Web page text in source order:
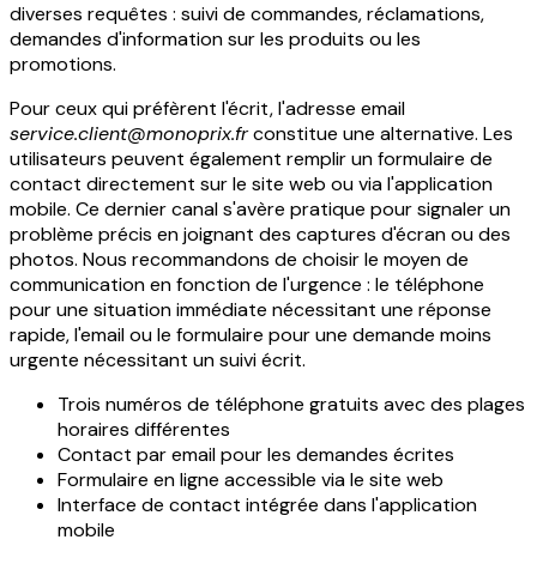
diverses requêtes : suivi de commandes, réclamations,
demandes d'information sur les produits ou les
promotions.
Pour ceux qui préfèrent l'écrit, l'adresse email
service.client@monoprix.frconstitue une alternative. Les
utilisateurs peuvent également remplir un formulaire de
contact directement sur le site web ou via l'application
mobile. Ce dernier canal s'avère pratique pour signaler un
problème précis en joignant des captures d'écran ou des
photos. Nous recommandons de choisir le moyen de
communication en fonction de l'urgence : le téléphone
pour une situation immédiate nécessitant une réponse
rapide, l'email ou le formulaire pour une demande moins
urgente nécessitant un suivi écrit.
Trois numéros de téléphone gratuits avec des plages
horaires différentes
Contact par email pour les demandes écrites
Formulaire en ligne accessible via le site web
Interface de contact intégrée dans l'application
mobile